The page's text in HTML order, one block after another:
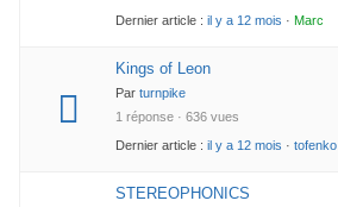
Dernier article : il y a 12 mois · Marc
Kings of Leon
Par turnpike
1 réponse · 636 vues
Dernier article : il y a 12 mois · tofenko
STEREOPHONICS